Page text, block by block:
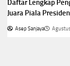
Daftar Lengkap
Juara Piala Presiden
Asep Sanjaya